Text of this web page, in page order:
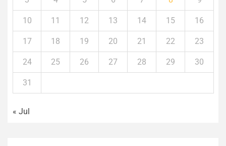
10 11 12 13 14 15 16
17 18 19 20 21 22 23
24 25 26 27 28 29 30
31
« Jul